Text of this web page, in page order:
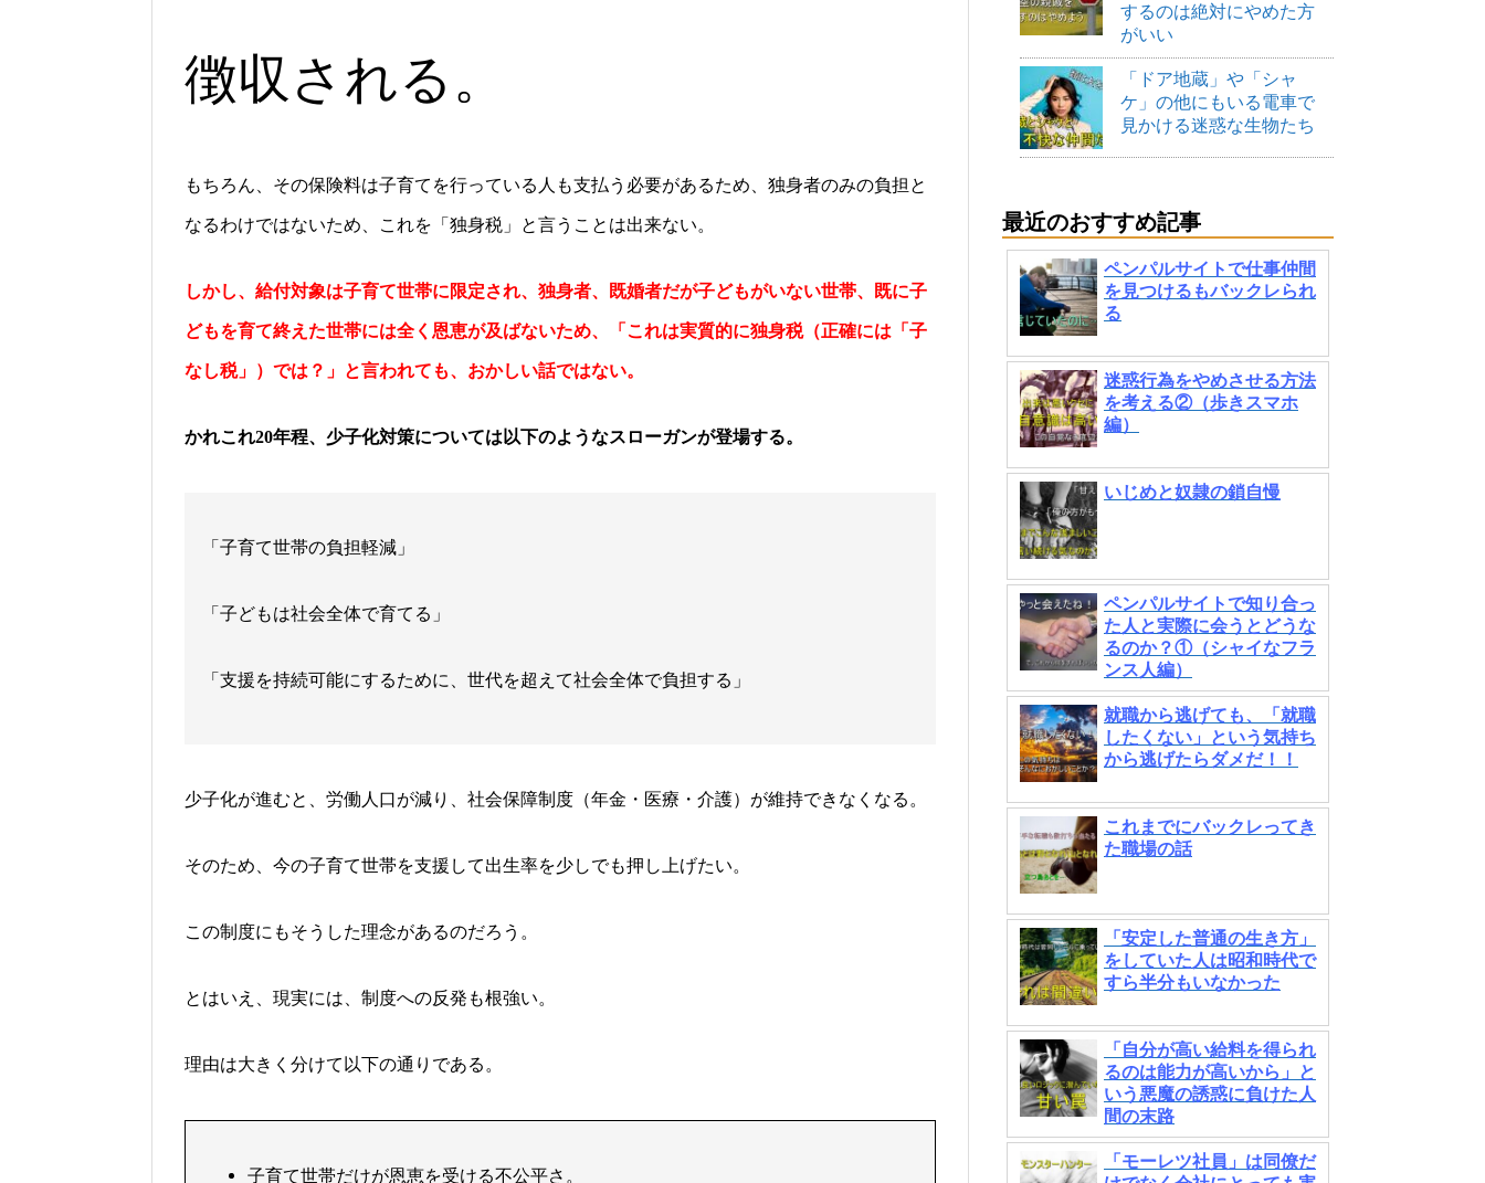
徴収される。
もちろん、その保険料は子育てを行っている人も支払う必要があるため、独身者のみの負担と
なるわけではないため、これを「独身税」と言うことは出来ない。
しかし、 給付対象は子育て世帯に限定され、独身者、既婚者だが子どもがいない世帯、既に子
どもを育て終えた世帯には全く恩恵が及ばないため、
「これは実質的に独身税（正確には 「 子
なし税」 ）では？」と言われても、おかしい話ではない。
かれこれ20年程、少子化対策については以下のようなスローガンが登場する。
「子育て世帯の負担軽減」
「子どもは社会全体で育てる」
「支援を持続可能にするために、世代を超えて社会全体で負担する」
少子化が進むと、労働人口が減り、社会保障制度（年金・医療・介護）が維持できなくなる。
そのため、今の子育て世帯を支援して出生率を少しでも押し上げたい。
この制度にもそうした理念があるのだろう。
とはいえ、 現実には、制度への反発も根強い。
理由は大きく分けて以下の通りである。
子育て世帯だけが恩恵を受ける不公平さ。
するのは絶対にやめた方
がいい
「ドア地蔵」や「シャ
ケ」の他にもいる電車で
見かける迷惑な生物たち
最近のおすすめ記事
ペンパルサイトで仕事仲間
を見つけるもバックレられ
る
迷惑行為をやめさせる方法
を考える②（歩きスマホ
編）
いじめと奴隷の鎖自慢
ペンパルサイトで知り合っ
た人と実際に会うとどうな
るのか？①（シャイなフラ
ンス人編）
就職から逃げても、「就職
したくない」という気持ち
から逃げたらダメだ！！
これまでにバックレってき
た職場の話
「安定した普通の生き方」
をしていた人は昭和時代で
すら半分もいなかった
「自分が高い給料を得られ
るのは能力が高いから」と
いう悪魔の誘惑に負けた人
間の末路
「モーレツ社員」は同僚だ